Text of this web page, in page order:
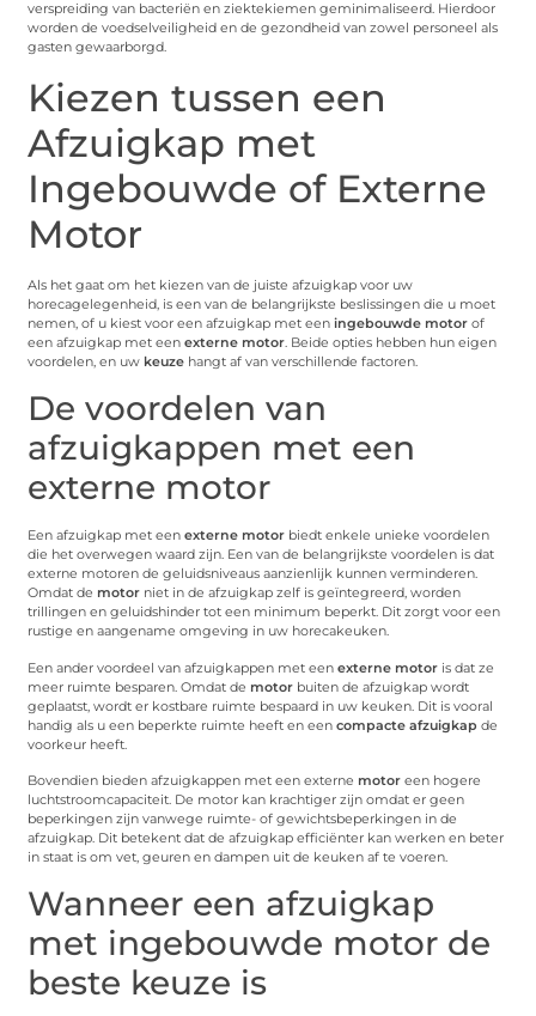
verspreiding van bacteriën en ziektekiemen geminimaliseerd. Hierdoor
worden de voedselveiligheid en de gezondheid van zowel personeel als
gasten gewaarborgd.
Kiezen tussen een
Afzuigkap met
Ingebouwde of Externe
Motor
Als het gaat om het kiezen van de juiste afzuigkap voor uw
horecagelegenheid, is een van de belangrijkste beslissingen die u moet
nemen, of u kiest voor een afzuigkap met eeningebouwde motor of
een afzuigkap met eenexterne motor. Beide opties hebben hun eigen
voordelen, en uw keuze hangt af van verschillende factoren.
De voordelen van
afzuigkappen met een
externe motor
Een afzuigkap met eenexterne motor biedt enkele unieke voordelen
die het overwegen waard zijn. Een van de belangrijkste voordelen is dat
externe motoren de geluidsniveaus aanzienlijk kunnen verminderen.
Omdat de motor niet in de afzuigkap zelf is geïntegreerd, worden
trillingen en geluidshinder tot een minimum beperkt. Dit zorgt voor een
rustige en aangename omgeving in uw horecakeuken.
Een ander voordeel van afzuigkappen met eenexterne motor is dat ze
meer ruimte besparen. Omdat de motor buiten de afzuigkap wordt
geplaatst, wordt er kostbare ruimte bespaard in uw keuken. Dit is vooral
handig als u een beperkte ruimte heeft en eencompacte afzuigkap de
voorkeur heeft.
Bovendien bieden afzuigkappen met een externe motor een hogere
luchtstroomcapaciteit. De motor kan krachtiger zijn omdat er geen
beperkingen zijn vanwege ruimte- of gewichtsbeperkingen in de
afzuigkap. Dit betekent dat de afzuigkap efficiënter kan werken en beter
in staat is om vet, geuren en dampen uit de keuken af te voeren.
Wanneer een afzuigkap
met ingebouwde motor de
beste keuze is